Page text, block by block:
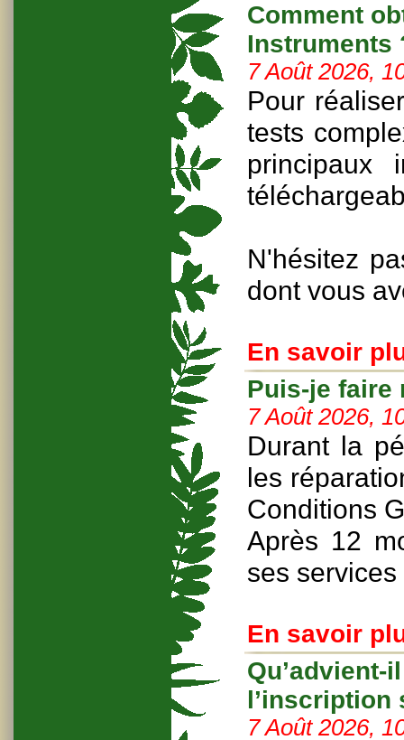
Comment
Instruments
7 Août 2026,
Pour
tests
principaux
N'hésitez
dont vous
En savoir
Puis-je faire
7 Août 2026,
Durant la
les
Conditions
Après 12
ses services
En savoir
Qu’advient-
l’inscription
7 Août 2026,